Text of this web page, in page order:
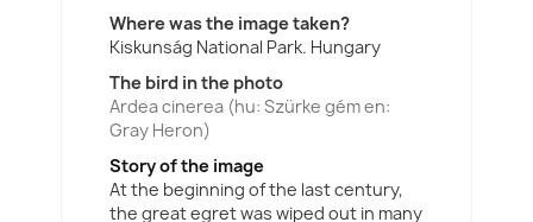
Where was the image taken?
Kiskunság National Park. Hungary
The bird in the photo
Ardea cinerea (hu: Szürke gém en:
Gray Heron)
Story of the image
At the beginning of the last century,
the great egret was wiped out in many